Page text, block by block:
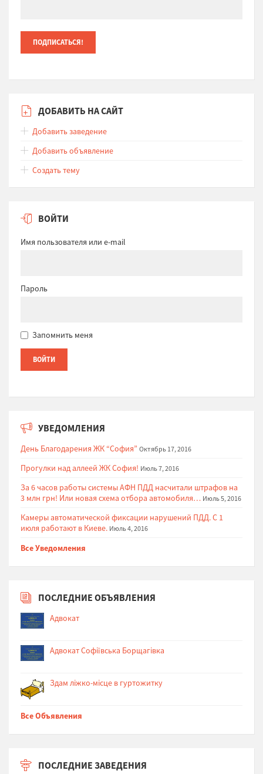
ДОБАВИТЬ НА САЙТ
Добавить заведение
Добавить объявление
Создать тему
ВОЙТИ
Имя пользователя или e-mail
Пароль
Запомнить меня
УВЕДОМЛЕНИЯ
День Благодарения ЖК “София” Октябрь 17, 2016
Прогулки над аллеей ЖК София! Июль 7, 2016
За 6 часов работы системы АФН ПДД насчитали штрафов на
3 млн грн! Или новая схема отбора автомобиля… Июль 5, 2016
Камеры автоматической фиксации нарушений ПДД. С 1
июля работают в Киеве. Июль 4, 2016
Все Уведомления
ПОСЛЕДНИЕ ОБЪЯВЛЕНИЯ
Адвокат
Адвокат Софіївська Борщагівка
Здам ліжко-місце в гуртожитку
Все Объявления
ПОСЛЕДНИЕ ЗАВЕДЕНИЯ